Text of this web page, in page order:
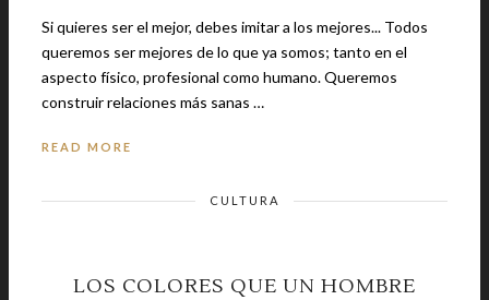
Si quieres ser el mejor, debes imitar a los mejores... Todos
queremos ser mejores de lo que ya somos; tanto en el
aspecto físico, profesional como humano. Queremos
construir relaciones más sanas …
READ MORE
CULTURA
LOS COLORES QUE UN HOMBRE